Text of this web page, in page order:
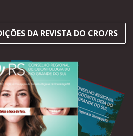
DA REVISTA DO CRO/RS